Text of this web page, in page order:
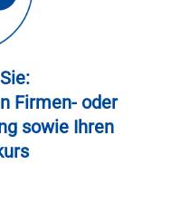
Firmen- oder
sowie Ihren
Event